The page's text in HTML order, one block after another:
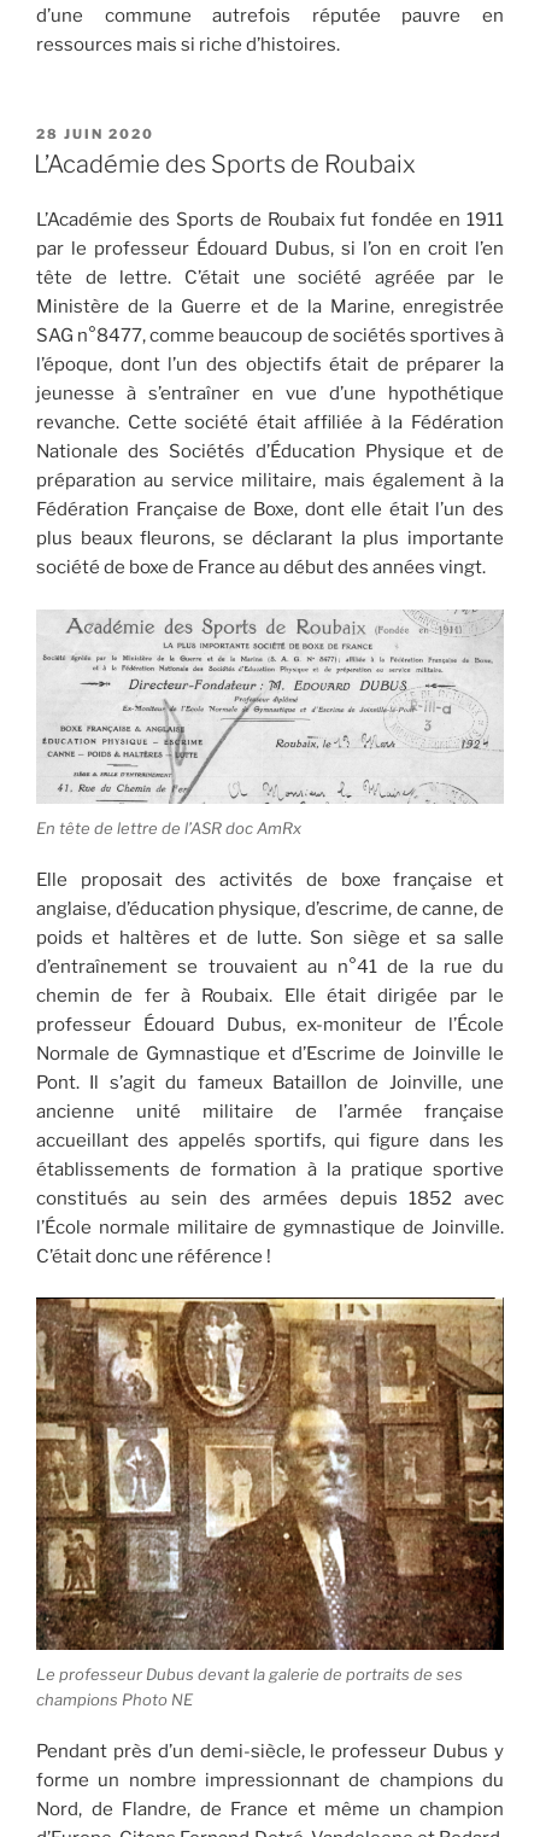
d’une commune autrefois réputée pauvre en
ressources mais si riche d’histoires.
PUBLIÉ
LE
28 JUIN 2020
L’Académie des Sports de Roubaix
L’Académie des Sports de Roubaix fut fondée en 1911
par le professeur Édouard Dubus, si l’on en croit l’en
tête de lettre. C’était une société agréée par le
Ministère de la Guerre et de la Marine, enregistrée
SAG n°8477, comme beaucoup de sociétés sportives à
l’époque, dont l’un des objectifs était de préparer la
jeunesse à s’entraîner en vue d’une hypothétique
revanche. Cette société était affiliée à la Fédération
Nationale des Sociétés d’Éducation Physique et de
préparation au service militaire, mais également à la
Fédération Française de Boxe, dont elle était l’un des
plus beaux fleurons, se déclarant la plus importante
société de boxe de France au début des années vingt.
En tête de lettre de l’ASR doc AmRx
Elle proposait des activités de boxe française et
anglaise, d’éducation physique, d’escrime, de canne, de
poids et haltères et de lutte. Son siège et sa salle
d’entraînement se trouvaient au n°41 de la rue du
chemin de fer à Roubaix. Elle était dirigée par le
professeur Édouard Dubus, ex-moniteur de l’École
Normale de Gymnastique et d’Escrime de Joinville le
Pont. Il s’agit du fameux Bataillon de Joinville, une
ancienne unité militaire de l’armée française
accueillant des appelés sportifs, qui figure dans les
établissements de formation à la pratique sportive
constitués au sein des armées depuis 1852 avec
l’École normale militaire de gymnastique de Joinville.
C’était donc une référence !
Le professeur Dubus devant la galerie de portraits de ses
champions Photo NE
Pendant près d’un demi-siècle, le professeur Dubus y
forme un nombre impressionnant de champions du
Nord, de Flandre, de France et même un champion